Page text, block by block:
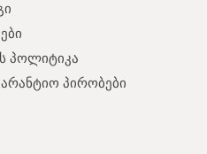
პოლიტიკა
პირობები